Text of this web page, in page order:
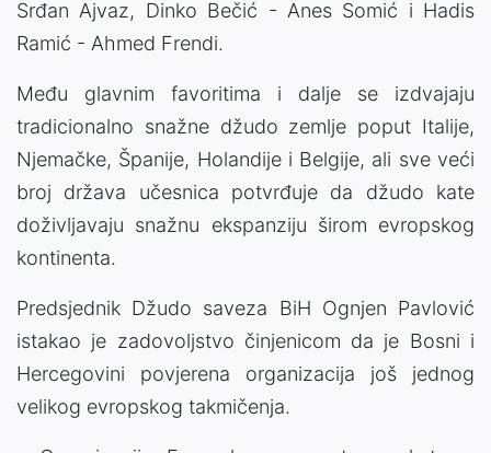
Srđan Ajvaz, Dinko Bečić - Anes Somić i Hadis
Ramić - Ahmed Frendi.
Među glavnim favoritima i dalje se izdvajaju
tradicionalno snažne džudo zemlje poput Italije,
Njemačke, Španije, Holandije i Belgije, ali sve veći
broj država učesnica potvrđuje da džudo kate
doživljavaju snažnu ekspanziju širom evropskog
kontinenta.
Predsjednik Džudo saveza BiH Ognjen Pavlović
istakao je zadovoljstvo činjenicom da je Bosni i
Hercegovini povjerena organizacija još jednog
velikog evropskog takmičenja.